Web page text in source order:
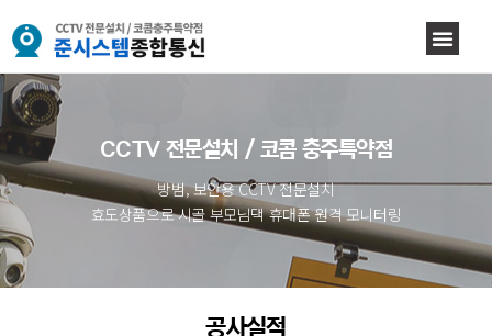
CCTV 전문설치 / 코콤 충주특약점
방범, 보안용 CCTV 전문설치
효도상품으로 시골 부모님댁 휴대폰 원격 모니터링
공사실적